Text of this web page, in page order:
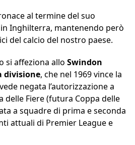
al termine del suo
Inghilterra, mantenendo però
del calcio del nostro paese.
si affeziona allo Swindon
divisione, che nel 1969 vince la
negata l’autorizzazione a
delle Fiere (futura Coppa delle
a squadre di prima e seconda
attuali di Premier League e